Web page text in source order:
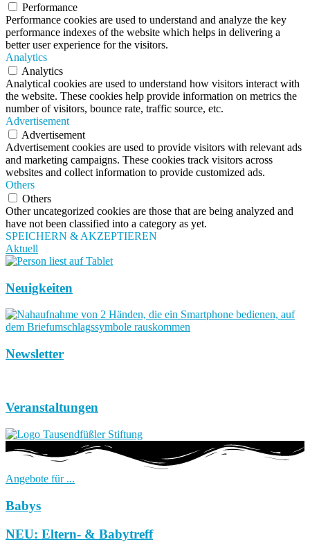
Performance
Performance cookies are used to understand and analyze the key
performance indexes of the website which helps in delivering a
better user experience for the visitors.
Analytics
Analytics
Analytical cookies are used to understand how visitors interact with
the website. These cookies help provide information on metrics the
number of visitors, bounce rate, traffic source, etc.
Advertisement
Advertisement
Advertisement cookies are used to provide visitors with relevant ads
and marketing campaigns. These cookies track visitors across
websites and collect information to provide customized ads.
Others
Others
Other uncategorized cookies are those that are being analyzed and
have not been classified into a category as yet.
SPEICHERN & AKZEPTIEREN
Aktuell
Neuigkeiten
Newsletter
Veranstaltungen
Angebote für ...
Babys
NEU: Eltern- & Babytreff